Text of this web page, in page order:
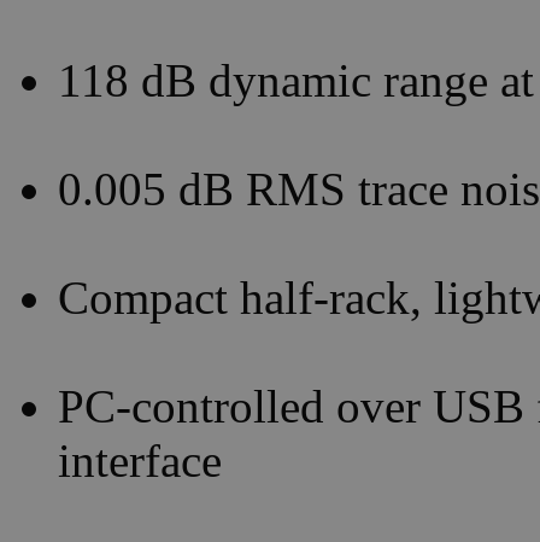
118 dB dynamic range
0.005 dB RMS trace
Compact half-rack,
PC-controlled over
interface